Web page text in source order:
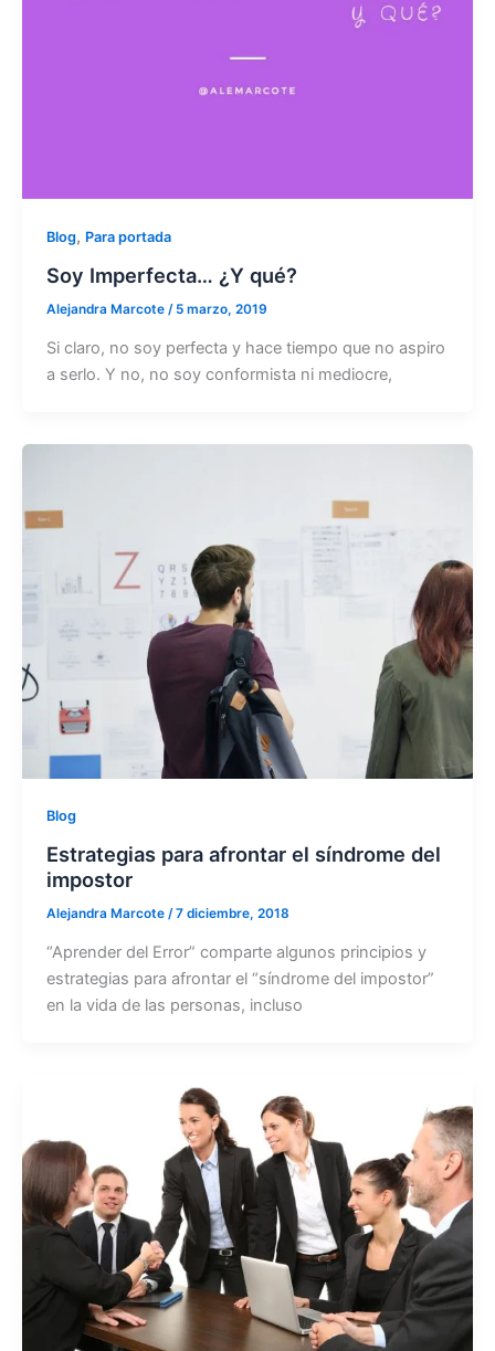
Blog, Para portada
Soy Imperfecta… ¿Y qué?
Alejandra Marcote / 5 marzo, 2019
Si claro, no soy perfecta y hace tiempo que no aspiro
a serlo. Y no, no soy conformista ni mediocre,
Blog
Estrategias para afrontar el síndrome del
impostor
Alejandra Marcote /7 diciembre, 2018
“Aprender del Error” comparte algunos principios y
estrategias para afrontar el “síndrome del impostor”
en la vida de las personas, incluso